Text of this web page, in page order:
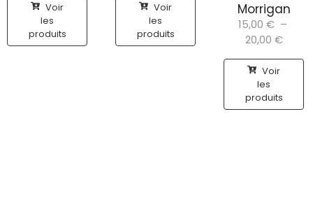
Voir
les
produits
Voir
les
produits
Morrigan
15,00 € –
20,00 €
Voir
les
produits